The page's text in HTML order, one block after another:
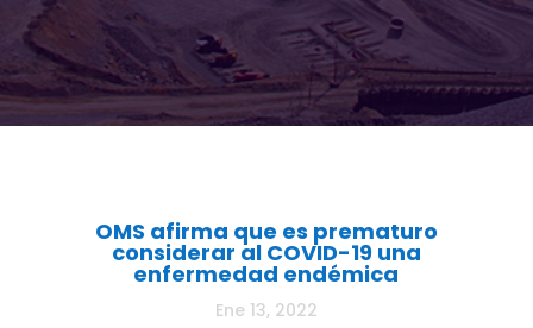
OMS afirma que es prematuro
considerar al COVID-19 una
enfermedad endémica
Ene 13, 2022